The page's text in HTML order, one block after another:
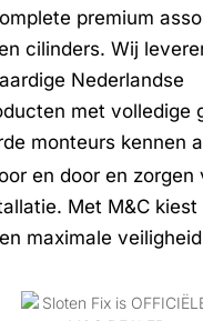
premium
cilinders. Wij
Nederlandse
met volledige
monteurs kennen
en door en zorgen
Met M&C kiest
maximale